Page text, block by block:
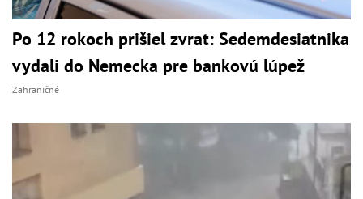
Po 12 rokoch prišiel zvrat: Sedemdesiatnika
vydali do Nemecka pre bankovú lúpež
Zahraničné